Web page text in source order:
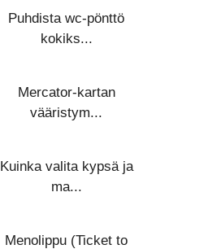
Puhdista wc-pönttö
kokiks...
Mercator-kartan
vääristym...
Kuinka valita kypsä ja
ma...
Menolippu (Ticket to